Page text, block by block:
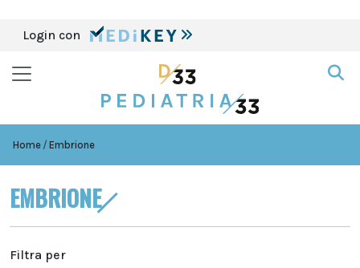
Login con
Home Embrione
EMBRIONE
Filtra per